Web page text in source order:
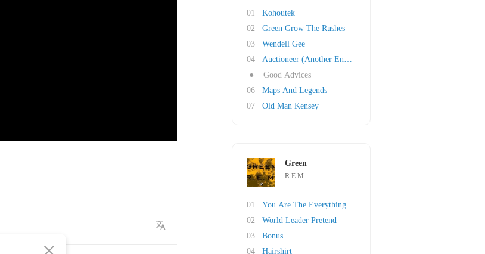
01
Kohoutek
02
Green Grow The Rushes
03
Wendell Gee
04
Auctioneer (Another Engine)
●
Good Advices
06
Maps And Legends
07
Old Man Kensey
Green
R.E.M.
01
You Are The Everything
02
World Leader Pretend
03
Bonus
04
Hairshirt